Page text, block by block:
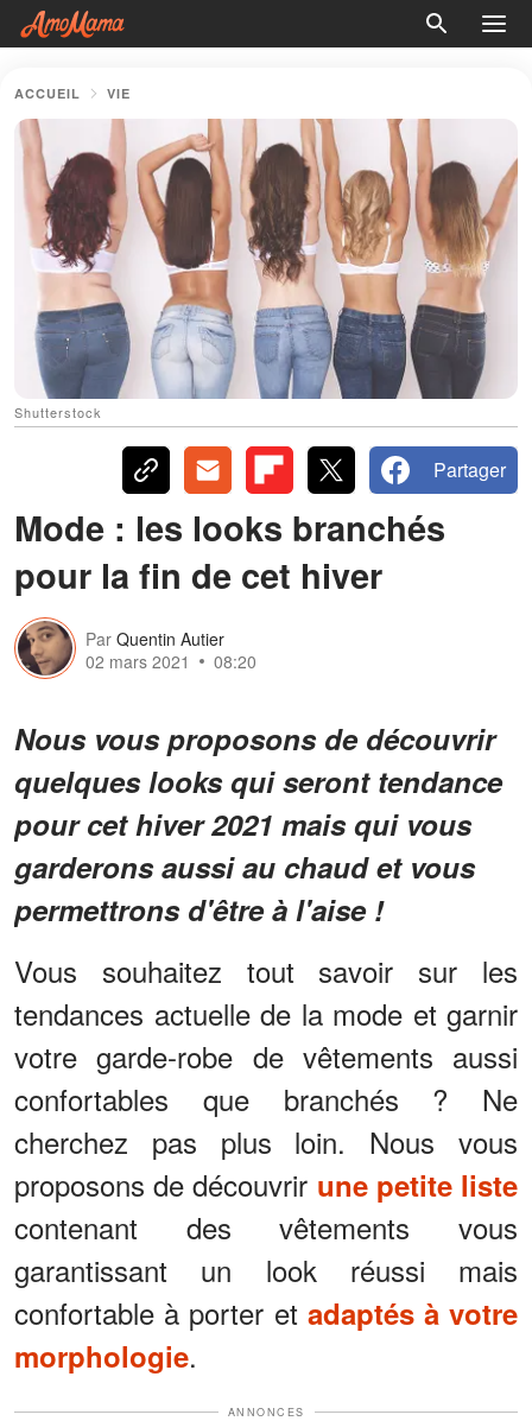
ACCUEIL VIE
Shutterstock
Partager
Mode : les looks branchés
pour la fin de cet hiver
Par Quentin Autier
02 mars 2021
08:20
Nous vous proposons de découvrir
quelques looks qui seront tendance
pour cet hiver 2021 mais qui vous
garderons aussi au chaud et vous
permettrons d'être à l'aise !
Vous souhaitez tout savoir sur les
tendances actuelle de la mode et garnir
votre garde-robe de vêtements aussi
confortables que branchés ? Ne
cherchez pas plus loin. Nous vous
proposons de découvrir une petite liste
contenant des vêtements vous
garantissant un look réussi mais
confortable à porter et adaptés à votre
morphologie.
ANNONCES